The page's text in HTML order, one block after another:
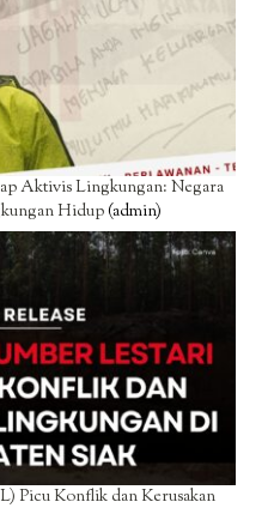
Aktivis Lingkungan: Negara
Hidup(admin)
Picu Konflik dan Kerusakan